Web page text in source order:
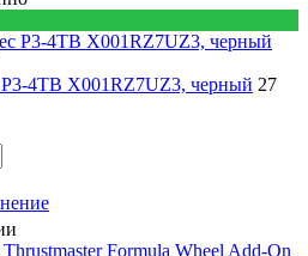
P3-4TB X001RZ7UZ3, черный 27